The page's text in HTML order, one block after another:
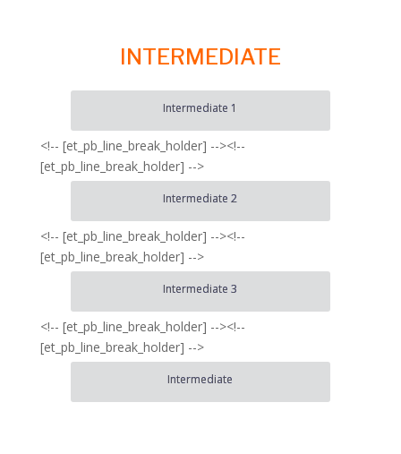
INTERMEDIATE
Intermediate 1
<!-- [et_pb_line_break_holder] --><!--
[et_pb_line_break_holder] -->
Intermediate 2
<!-- [et_pb_line_break_holder] --><!--
[et_pb_line_break_holder] -->
Intermediate 3
<!-- [et_pb_line_break_holder] --><!--
[et_pb_line_break_holder] -->
Intermediate